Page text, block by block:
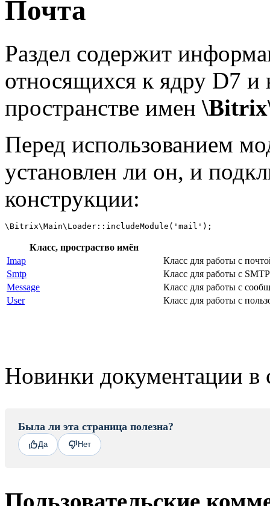
Почта
Раздел содержит
относящихся к ядру D7 и
пространстве имен
Перед использованием
установлен ли он, и
конструкции:
Класс, простраство имён
Imap
Класс для работы с
Smtp
Класс для работы с
Message
Класс для работы с
User
Класс для работы с
Новинки документации в
Была ли эта страница полезна?
Да Нет
Пользовательские